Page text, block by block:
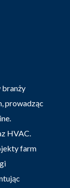
branży
prowadząc
HVAC.
farm